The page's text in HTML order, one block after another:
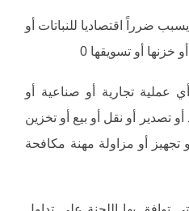
ضرراً اقتصاديا للنباتات أو
خزنها أو تسويقها 0
أي عملية تجارية أو صناعية أو
أو تصدير أو نقل أو بيع أو تخزين
تجهيز أو مزاولة مهنة مكافحة